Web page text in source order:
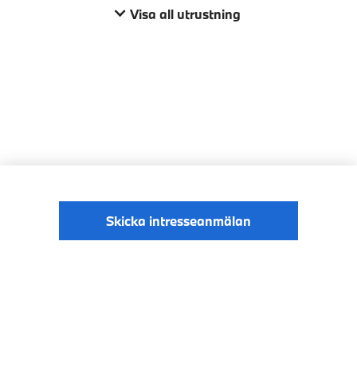
Visa all utrustning
Skicka intresseanmälan